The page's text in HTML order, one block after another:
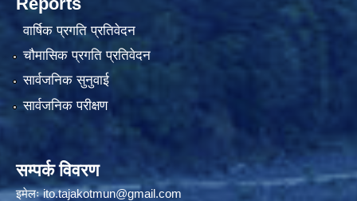
वार्षिक प्रगति प्रतिवेदन
चौमासिक प्रगति प्रतिवेदन
सार्वजनिक सुनुवाई
सार्वजनिक परीक्षण
सम्पर्क विवरण
इमेलःito.tajakotmun@gmail.com